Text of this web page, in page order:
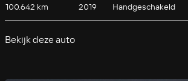
100.642 km 2019 Handgeschakeld
Bekijk deze auto